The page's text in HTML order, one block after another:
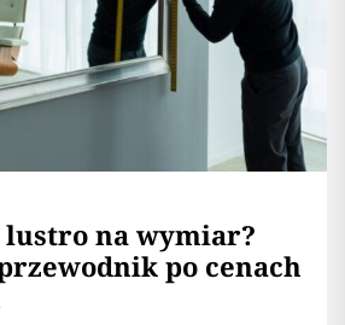
na wymiar?
po cenach